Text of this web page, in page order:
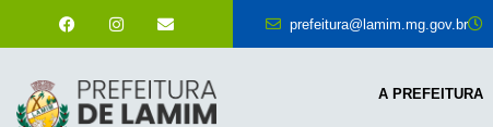
prefeitura@lamim.mg.gov.br
A PREFEITURA